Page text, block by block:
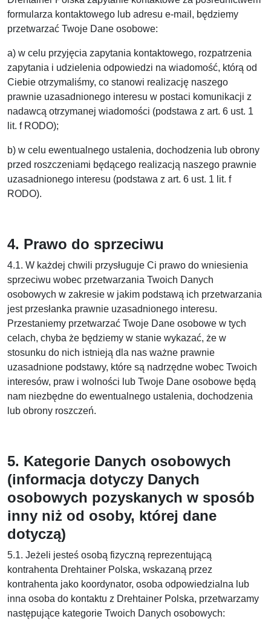
formularza kontaktowego lub adresu e-mail, będziemy
przetwarzać Twoje Dane osobowe:
a) w celu przyjęcia zapytania kontaktowego, rozpatrzenia
zapytania i udzielenia odpowiedzi na wiadomość, którą od
Ciebie otrzymaliśmy, co stanowi realizację naszego
prawnie uzasadnionego interesu w postaci komunikacji z
nadawcą otrzymanej wiadomości (podstawa z art. 6 ust. 1
lit. f RODO);
b) w celu ewentualnego ustalenia, dochodzenia lub obrony
przed roszczeniami będącego realizacją naszego prawnie
uzasadnionego interesu (podstawa z art. 6 ust. 1 lit. f
RODO).
4. Prawo do sprzeciwu
4.1. W każdej chwili przysługuje Ci prawo do wniesienia
sprzeciwu wobec przetwarzania Twoich Danych
osobowych w zakresie w jakim podstawą ich przetwarzania
jest przesłanka prawnie uzasadnionego interesu.
Przestaniemy przetwarzać Twoje Dane osobowe w tych
celach, chyba że będziemy w stanie wykazać, że w
stosunku do nich istnieją dla nas ważne prawnie
uzasadnione podstawy, które są nadrzędne wobec Twoich
interesów, praw i wolności lub Twoje Dane osobowe będą
nam niezbędne do ewentualnego ustalenia, dochodzenia
lub obrony roszczeń.
5. Kategorie Danych osobowych
(informacja dotyczy Danych
osobowych pozyskanych w sposób
inny niż od osoby, której dane
dotyczą)
5.1. Jeżeli jesteś osobą fizyczną reprezentującą
kontrahenta Drehtainer Polska, wskazaną przez
kontrahenta jako koordynator, osoba odpowiedzialna lub
inna osoba do kontaktu z Drehtainer Polska, przetwarzamy
następujące kategorie Twoich Danych osobowych: